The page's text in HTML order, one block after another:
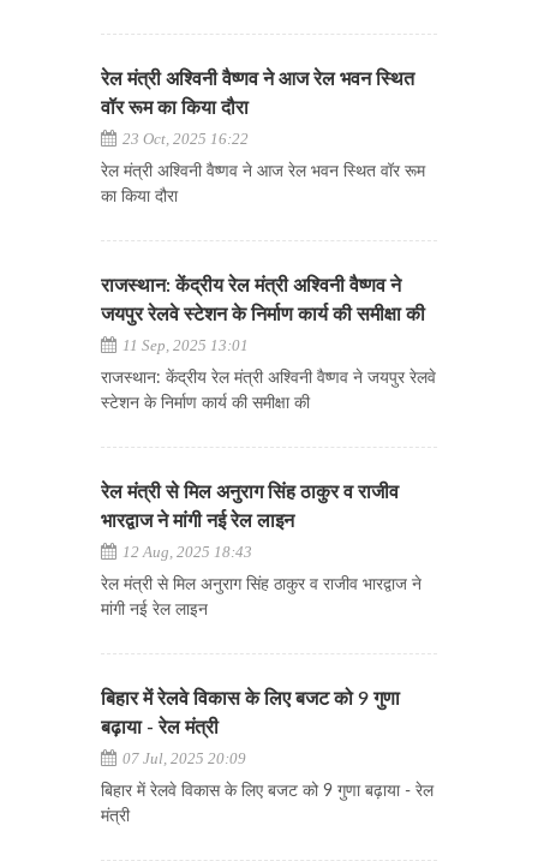
रेल मंत्री अश्विनी वैष्णव ने आज रेल भवन स्थित
वॉर रूम का किया दौरा
23 Oct, 2025 16:22
रेल मंत्री अश्विनी वैष्णव ने आज रेल भवन स्थित वॉर रूम
का किया दौरा
राजस्थान: केंद्रीय रेल मंत्री अश्विनी वैष्णव ने
जयपुर रेलवे स्टेशन के निर्माण कार्य की समीक्षा की
11 Sep, 2025 13:01
राजस्थान: केंद्रीय रेल मंत्री अश्विनी वैष्णव ने जयपुर रेलवे
स्टेशन के निर्माण कार्य की समीक्षा की
रेल मंत्री से मिल अनुराग सिंह ठाकुर व राजीव
भारद्वाज ने मांगी नई रेल लाइन
12 Aug, 2025 18:43
रेल मंत्री से मिल अनुराग सिंह ठाकुर व राजीव भारद्वाज ने
मांगी नई रेल लाइन
बिहार में रेलवे विकास के लिए बजट को 9 गुणा
बढ़ाया - रेल मंत्री
07 Jul, 2025 20:09
बिहार में रेलवे विकास के लिए बजट को 9 गुणा बढ़ाया - रेल
मंत्री